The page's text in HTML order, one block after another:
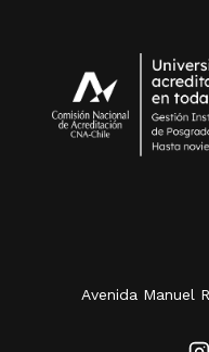
Avenida Manuel